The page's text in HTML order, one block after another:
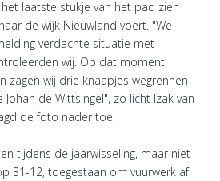
laatste stukje van het pad zien
de wijk Nieuwland voert. "We
verdachte situatie met
wij. Op dat moment
zagen wij drie knaapjes wegrennen
de Wittsingel", zo licht Izak van
de foto nader toe.
tijdens de jaarwisseling, maar niet
31-12, toegestaan om vuurwerk af